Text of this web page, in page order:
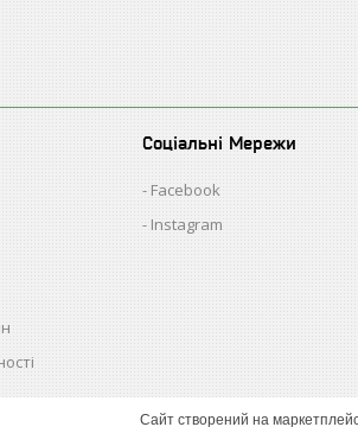
Соціальні Мережи
Facebook
Instagram
Сайт створений на